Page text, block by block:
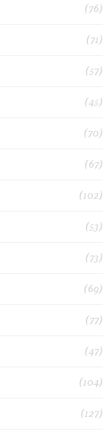
(76)
(71)
(57)
(45)
(70)
(67)
(102)
(53)
(73)
(69)
(77)
(47)
(104)
(127)